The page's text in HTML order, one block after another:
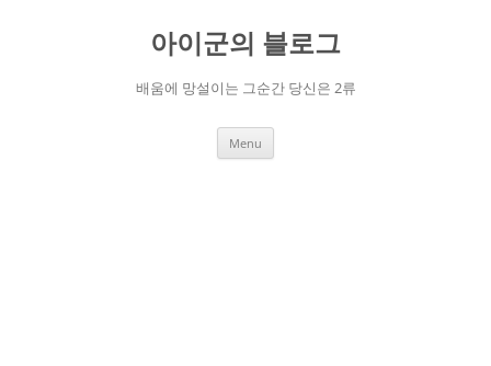
아이군의 블로그
배움에 망설이는 그순간 당신은 2류
Menu